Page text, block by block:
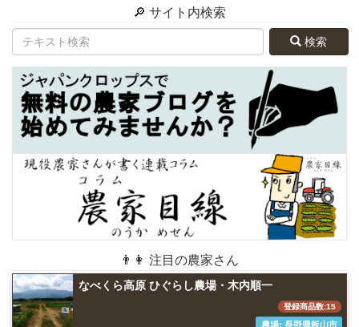
🔎 サイト内検索
検索
👨👩 注目の農家さん
なべくら高原 ひぐらし農場・木内順一
登録商品数:15
農場: 長野県飯山市